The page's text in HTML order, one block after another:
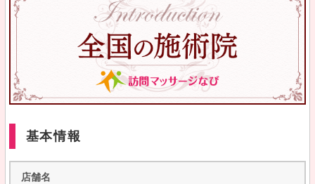
基本情報
店舗名